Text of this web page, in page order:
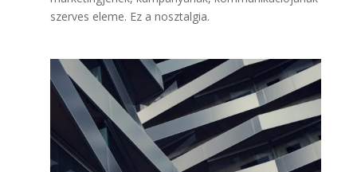
szerves eleme. Ez a nosztalgia.